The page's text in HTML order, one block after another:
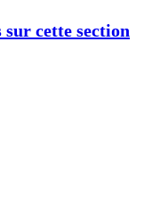
cette section